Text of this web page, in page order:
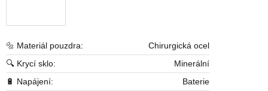
🔩 Materiál pouzdra:
Chirurgická ocel
🔍 Krycí sklo:
Minerální
🔋 Napájení:
Baterie